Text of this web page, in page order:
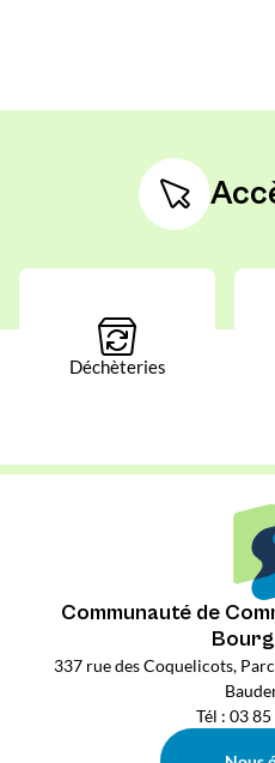
Déchèteries
Communauté de
337 rue des Coquelicots,
Tél : 03